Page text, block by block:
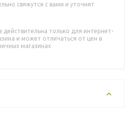
свяжутся с вами и уточнят
действительна только для интернет-
и может отличаться от цен в
магазинах